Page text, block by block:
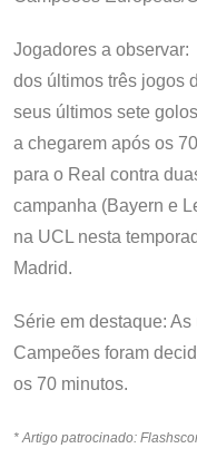
Jogadores a observar:
dos últimos três jogos
seus últimos sete
a chegarem após os
para o Real contra
campanha (Bayern e
na UCL nesta
Madrid.
Série em destaque:
Campeões foram
os 70 minutos.
* Artigo patrocinado: